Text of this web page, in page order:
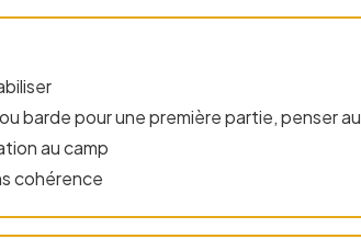
barde pour une première partie, penser au
au camp
cohérence